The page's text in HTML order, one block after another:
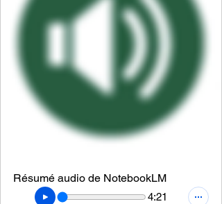
Résumé audio de NotebookLM
4:21